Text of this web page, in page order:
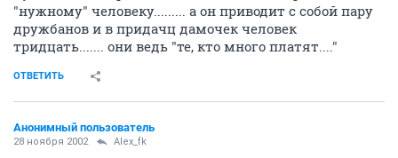
"нужному" человеку......... а он приводит с собой пару
дружбанов и в придачц дамочек человек
тридцать....... они ведь "те, кто много платят...."
ОТВЕТИТЬ
Анонимный пользователь
28 ноября 2002 Alex_fk